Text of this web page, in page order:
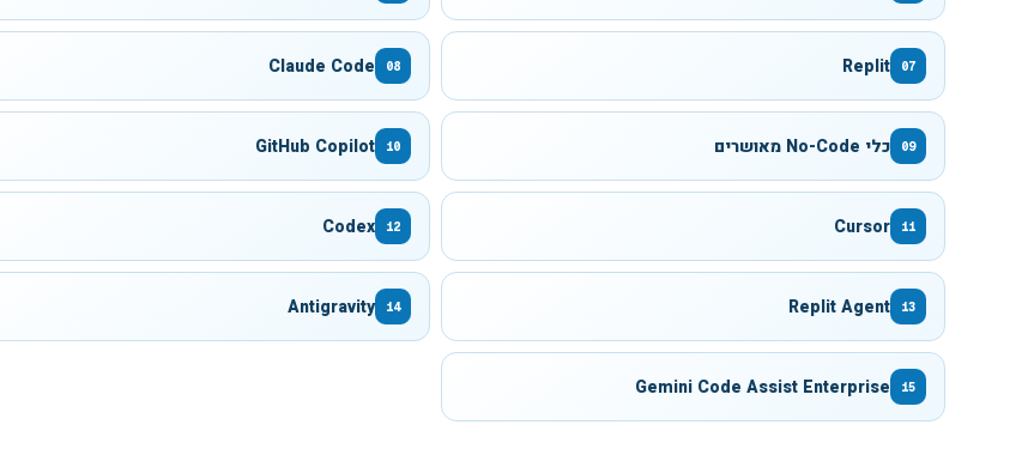
07
Replit
08
Claude Code
09 כלי No-Code מאושרים 10
GitHub Copilot
11
Cursor
12
Codex
13
Replit Agent
14
Antigravity
15
Gemini Code Assist Enterprise